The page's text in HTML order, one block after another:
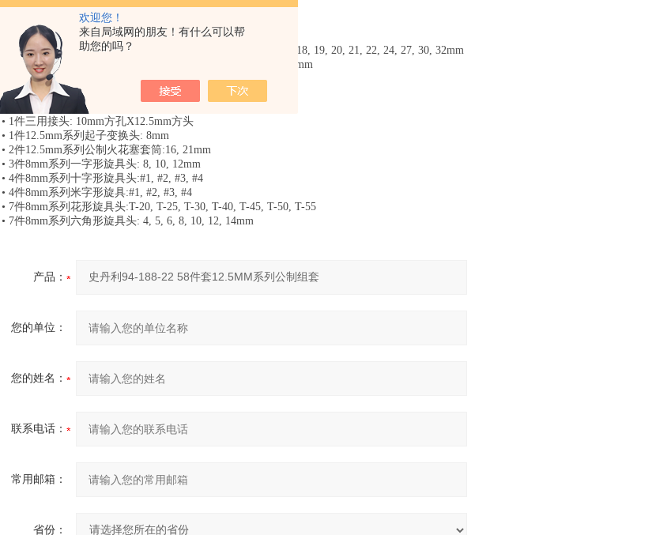
欢迎您！
来自局域网的朋友！有什么可以帮
助您的吗？
– 12.5mm系列接杆，万向接头，三用接头，
史丹利94-188-22 技术规格
• 17件12.5mm系列6角公制套筒: 10, 11, 12, 13, 14, 15, 16, 17, 18, 19, 20, 21, 22, 24, 27, 30, 32mm
• 8件12.5mm系列6角公制长套筒: 10, 11, 12, 13, 14, 15, 17, 19mm
• 1件12.5mm系列梨型头快速脱落棘轮扳手
• 2件12.5mm系列接杆: 5", 10"
• 1件12.5mm系列万向接头
• 1件三用接头: 10mm方孔X12.5mm方头
• 1件12.5mm系列起子变换头: 8mm
• 2件12.5mm系列公制火花塞套筒:16, 21mm
• 3件8mm系列一字形旋具头: 8, 10, 12mm
• 4件8mm系列十字形旋具头:#1, #2, #3, #4
• 4件8mm系列米字形旋具:#1, #2, #3, #4
• 7件8mm系列花形旋具头:T-20, T-25, T-30, T-40, T-45, T-50, T-55
• 7件8mm系列六角形旋具头: 4, 5, 6, 8, 10, 12, 14mm
产品：
您的单位：
您的姓名：
联系电话：
常用邮箱：
省份：